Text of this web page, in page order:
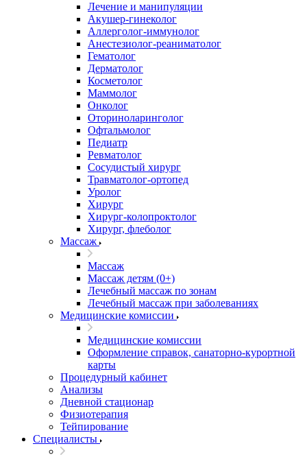
Лечение и манипуляции
Акушер-гинеколог
Аллерголог-иммунолог
Анестезиолог-реаниматолог
Гематолог
Дерматолог
Косметолог
Маммолог
Онколог
Оториноларинголог
Офтальмолог
Педиатр
Ревматолог
Сосудистый хирург
Травматолог-ортопед
Уролог
Хирург
Хирург-колопроктолог
Хирург, флеболог
Массаж
Массаж
Массаж детям (0+)
Лечебный массаж по зонам
Лечебный массаж при заболеваниях
Медицинские комиссии
Медицинские комиссии
Оформление справок, санаторно-курортной
карты
Процедурный кабинет
Анализы
Дневной стационар
Физиотерапия
Тейпирование
Специалисты